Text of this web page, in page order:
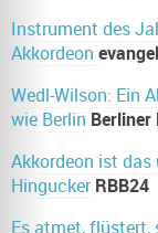
Instrument des
Akkordeon
Wedl-Wilson: Ein
wie Berlin Berliner
Akkordeon ist
Hingucker RBB24
Es atmet,